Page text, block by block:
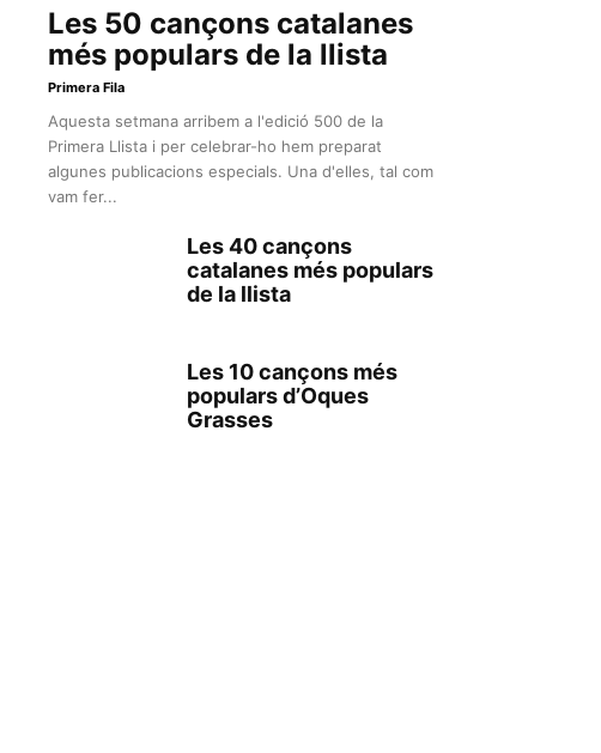
Les 50 cançons catalanes
més populars de la llista
Primera Fila
Aquesta setmana arribem a l'edició 500 de la
Primera Llista i per celebrar-ho hem preparat
algunes publicacions especials. Una d'elles, tal com
vam fer...
Les 40 cançons
catalanes més populars
de la llista
Les 10 cançons més
populars d’Oques
Grasses